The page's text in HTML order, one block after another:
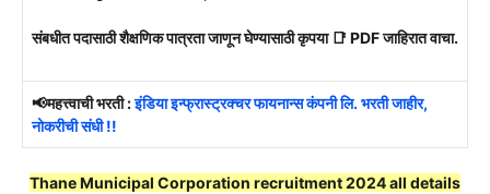
संबधीत पदासाठी शैक्षणिक पात्रता जाणून घेण्यासाठी कृपया 📑 PDF जाहिरात वाचा.
📢महत्त्वाची भरती :इंडिया इन्फ्रास्ट्रक्चर फायनान्स कंपनी लि. भरती जाहीर,
नोकरीची संधी !!
Thane Municipal Corporation recruitment 2024 all details